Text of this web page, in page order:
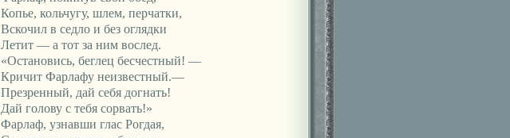
Копье, кольчугу, шлем, перчатки,
Вскочил в седло и без оглядки
Летит — а тот за ним вослед.
«Остановись, беглец бесчестный! —
Кричит Фарлафу неизвестный.—
Презренный, дай себя догнать!
Дай голову с тебя сорвать!»
Фарлаф, узнавши глас Рогдая,